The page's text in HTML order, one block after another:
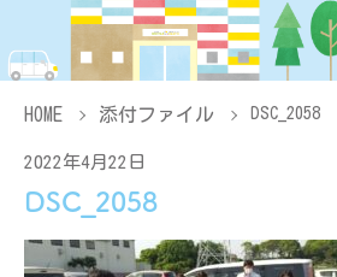
HOME 添付ファイル DSC_2058
2022年4月22日
DSC_2058